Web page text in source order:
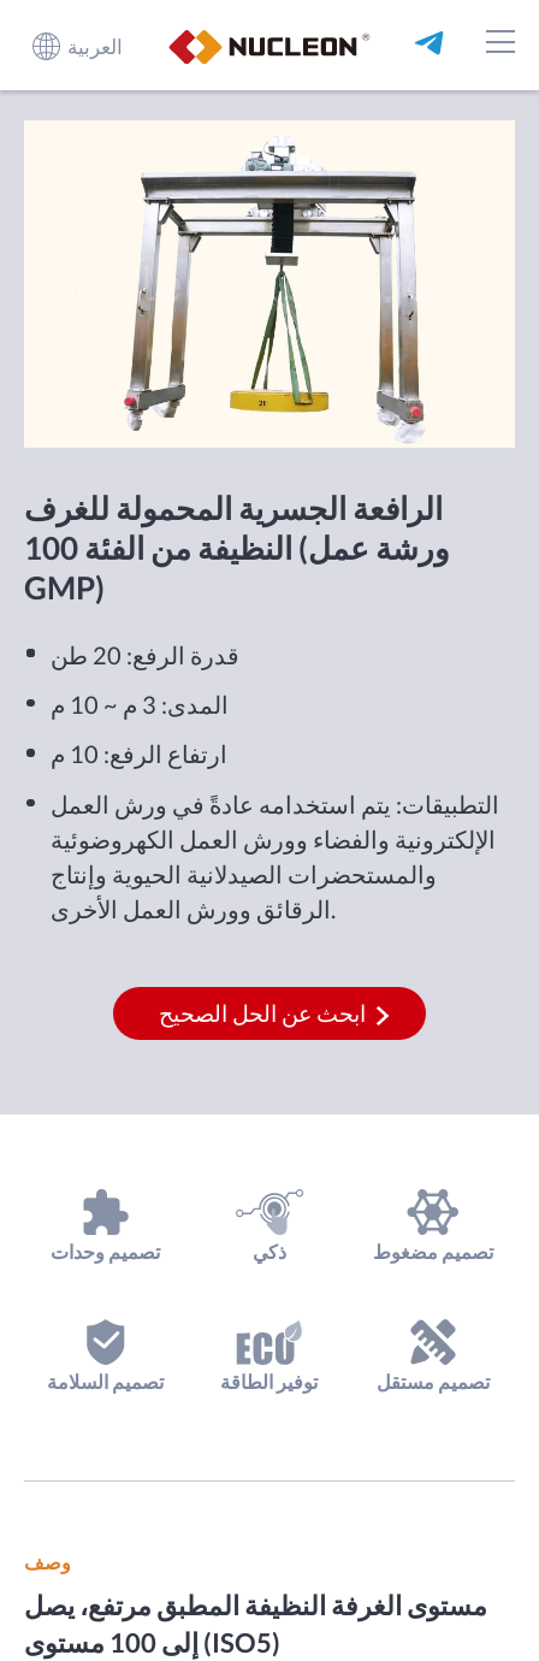
العربية
الرافعة الجسرية المحمولة للغرف
النظيفة من الفئة 100 (ورشة عمل
GMP)
قدرة الرفع: 20 طن
المدى: 3 م ~ 10 م
ارتفاع الرفع: 10 م
التطبيقات: يتم استخدامه عادةً في ورش العمل
الإلكترونية والفضاء وورش العمل الكهروضوئية
والمستحضرات الصيدلانية الحيوية وإنتاج
الرقائق وورش العمل الأخرى.
ابحث عن الحل الصحيح
تصميم وحدات ذكي تصميم مضغوط
تصميم السلامة توفير الطاقة تصميم مستقل
وصف
مستوى الغرفة النظيفة المطبق مرتفع، يصل
إلى 100 مستوى (ISO5)